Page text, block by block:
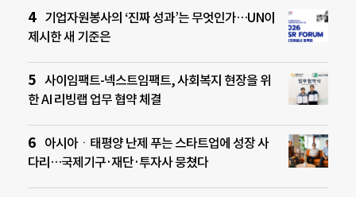
기업자원봉사의 ‘진짜 성과’는 무엇인가…UN이
제시한 새 기준은
사이임팩트-넥스트임팩트, 사회복지 현장을 위
한 AI 리빙랩 업무 협약 체결
아시아ㆍ태평양 난제 푸는 스타트업에 성장 사
다리…국제기구·재단·투자사 뭉쳤다